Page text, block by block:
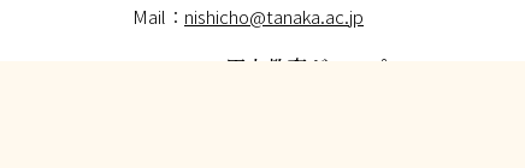
Mail： nishicho@tanaka.ac.jp
田中教育グループ